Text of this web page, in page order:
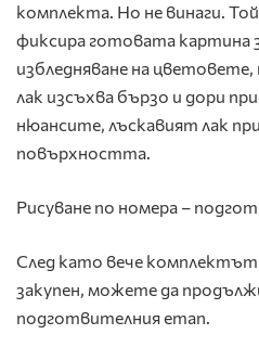
комплекта. Но не винаги.
фиксира готовата картина
избледняване на
лак изсъхва бързо и дори
нюансите, лъскавият лак
повърхността.
Рисуване по номера –
След като вече комплектът
закупен, можете да
подготвителния етап.